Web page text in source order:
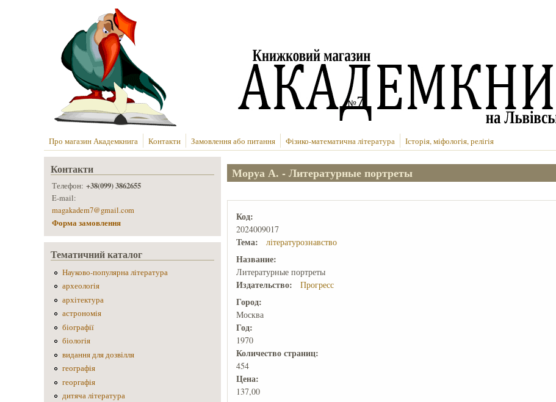
Про магазин Академкнига Контакти Замовлення або питання Фізико-математична література Історія, міфологія, релігія
Моруа А. - Литературные портреты
Код:
2024009017
Тема: літературознавство
Название:
Литературные портреты
Издательство: Прогресс
Город:
Москва
Год:
1970
Количеcтво страниц:
454
Цена:
137,00
Контакти
Телефон:+38(099) 3862655
E-mail:
magakadem7@gmail.com
Форма замовлення
Тематичний каталог
Науково-популярна література
археологія
архітектура
астрономія
біографії
біологія
видання для дозвілля
географія
георгафія
дитяча література